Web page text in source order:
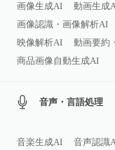
画像生成AI 動画生成
画像認識・画像解析AI
映像解析AI
動画要約
商品画像自動生成AI
音声・言語処理
音楽生成AI 音声認識